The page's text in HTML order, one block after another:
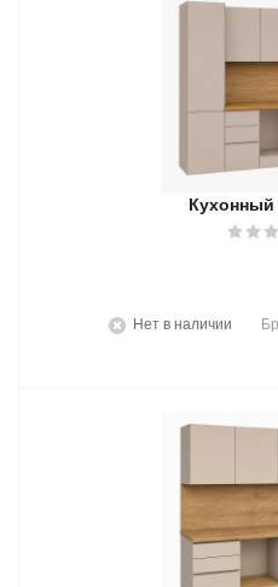
Кухонный
Нет в наличии